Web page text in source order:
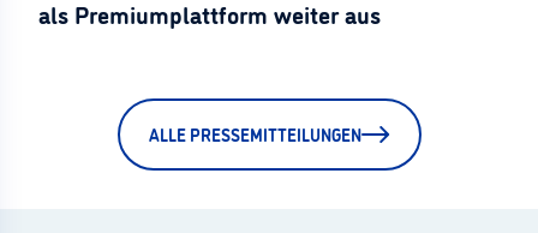
als Premiumplattform weiter aus
ALLE PRESSEMITTEILUNGEN